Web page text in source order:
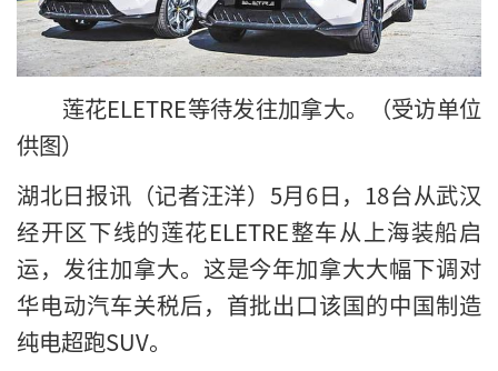
莲花ELETRE等待发往加拿大。（受访单位
供图）
湖北日报讯（记者汪洋）5月6日，18台从武汉
经开区下线的莲花ELETRE整车从上海装船启
运，发往加拿大。这是今年加拿大大幅下调对
华电动汽车关税后，首批出口该国的中国制造
纯电超跑SUV。